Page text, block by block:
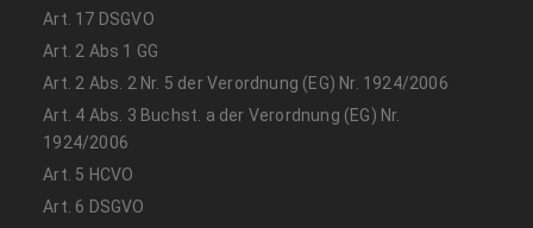
Art. 17 DSGVO
Art. 2 Abs 1 GG
Art. 2 Abs. 2 Nr. 5 der Verordnung (EG) Nr. 1924/2006
Art. 4 Abs. 3 Buchst. a der Verordnung (EG) Nr.
1924/2006
Art. 5 HCVO
Art. 6 DSGVO